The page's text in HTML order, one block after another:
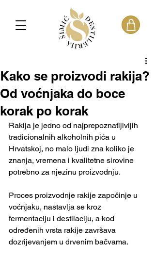
Kako se proizvodi rakija?
Od voćnjaka do boce
korak po korak
Rakija je jedno od najprepoznatljivijih
tradicionalnih alkoholnih pića u
Hrvatskoj, no malo ljudi zna koliko je
znanja, vremena i kvalitetne sirovine
potrebno za njezinu proizvodnju.
Proces proizvodnje rakije započinje u
voćnjaku, nastavlja se kroz
fermentaciju i destilaciju, a kod
određenih vrsta rakije završava
dozrijevanjem u drvenim bačvama.